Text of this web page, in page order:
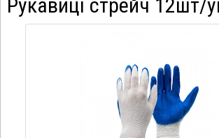
Рукавиці стрейч 12шт/